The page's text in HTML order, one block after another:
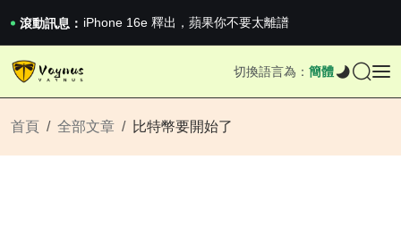
滾動訊息： iPhone 16e 釋出，蘋果你不要太離譜
2026澳網男單收官：全滿貫對上全滿亞，德約...
《巔峰守衛 Highguard》正式上線，官...
切換語言為： 簡體
首頁 全部文章 比特幣要開始了